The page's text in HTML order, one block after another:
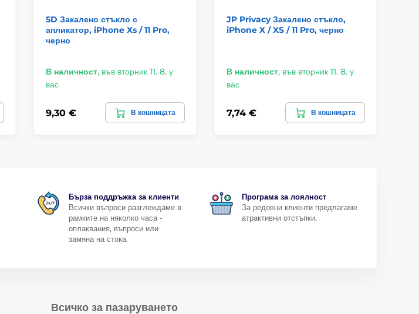
5D Закалено стъкло с
апликатор, iPhone Xs / 11 Pro,
черно
В наличност, във вторник 11. 8. у
вас
9,30 € В кошницата
JP Privacy Закалено стъкло,
iPhone X / XS / 11 Pro, черно
В наличност, във вторник 11. 8. у
вас
7,74 € В кошницата
Бърза поддръжка за клиенти
Всички въпроси разглеждаме в
рамките на няколко часа -
оплаквания, въпроси или
замяна на стока.
Програма за лоялност
За редовни клиенти предлагаме
атрактивни отстъпки.
Всичко за пазаруването